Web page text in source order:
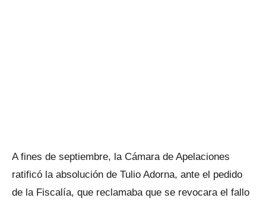
A fines de septiembre, la Cámara de Apelaciones
ratificó la absolución de Tulio Adorna, ante el pedido
de la Fiscalía, que reclamaba que se revocara el fallo